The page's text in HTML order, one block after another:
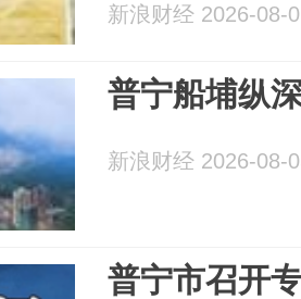
新浪财经 2026-08-
普宁船埔纵
新浪财经 2026-08-
普宁市召开